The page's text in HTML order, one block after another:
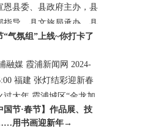
恩县委、县政府主办，县
指导，县文旅局承办，县
促进会协办的红色精典战
板栗园大捷情景剧。从1
2......
浏览：57206 · 评论0
· 2025-01-
“气氛组”上线~你打卡了
融媒 霞浦新闻网 2024-
福建 张灯结彩迎新春
过大年 霞浦城区“金龙加
”焕新咯 大红灯......
国节·春节】作品展、技
用书画迎新年→